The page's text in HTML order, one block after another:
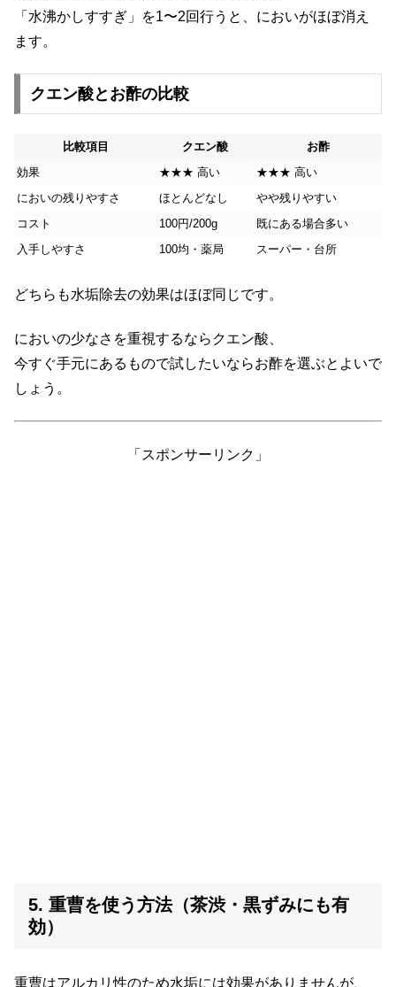
「水沸かしすすぎ」を1〜2回行うと、においがほぼ消え
ます。
クエン酸とお酢の比較
比較項目 クエン酸
お酢
効果
★★★ 高い
★★★ 高い
においの残りやすさ
ほとんどなし
やや残りやすい
コスト
100円/200g
既にある場合多い
入手しやすさ
100均・薬局 スーパー・台所
どちらも水垢除去の効果はほぼ同じです。
においの少なさを重視するならクエン酸、
今すぐ手元にあるもので試したいならお酢を選ぶとよいで
しょう。
「スポンサーリンク」
5. 重曹を使う方法（茶渋・黒ずみにも有
効）
重曹はアルカリ性のため水垢には効果がありませんが、